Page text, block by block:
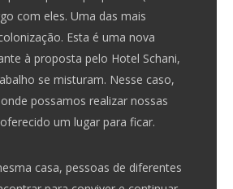
com eles. Uma das mais
Esta é uma nova
à proposta pelo Hotel Schani,
se misturam. Nesse caso,
possamos realizar nossas
um lugar para ficar.
casa, pessoas de diferentes